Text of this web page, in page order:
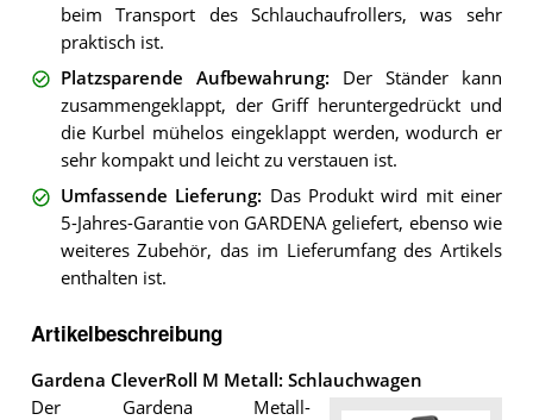
beim Transport des Schlauchaufrollers, was sehr
praktisch ist.
Platzsparende Aufbewahrung: Der Ständer kann
zusammengeklappt, der Griff heruntergedrückt und
die Kurbel mühelos eingeklappt werden, wodurch er
sehr kompakt und leicht zu verstauen ist.
Umfassende Lieferung: Das Produkt wird mit einer
5-Jahres-Garantie von GARDENA geliefert, ebenso wie
weiteres Zubehör, das im Lieferumfang des Artikels
enthalten ist.
Artikelbeschreibung
Gardena CleverRoll M Metall: Schlauchwagen
Der Gardena Metall-